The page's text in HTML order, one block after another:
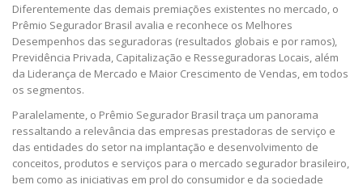
Diferentemente das demais premiações existentes no mercado, o
Prêmio Segurador Brasil avalia e reconhece os Melhores
Desempenhos das seguradoras (resultados globais e por ramos),
Previdência Privada, Capitalização e Resseguradoras Locais, além
da Liderança de Mercado e Maior Crescimento de Vendas, em todos
os segmentos.
Paralelamente, o Prêmio Segurador Brasil traça um panorama
ressaltando a relevância das empresas prestadoras de serviço e
das entidades do setor na implantação e desenvolvimento de
conceitos, produtos e serviços para o mercado segurador brasileiro,
bem como as iniciativas em prol do consumidor e da sociedade